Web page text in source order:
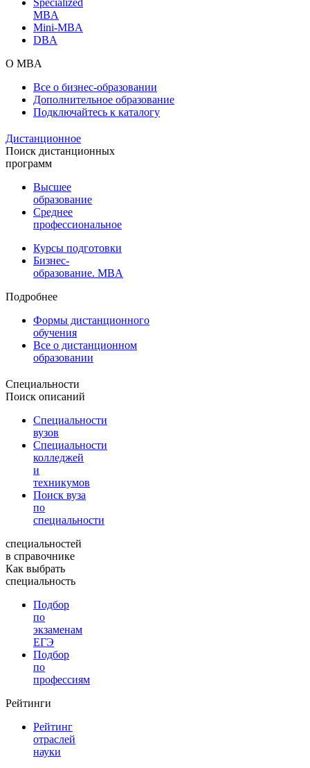
MBA
Mini-MBA
DBA
О MBA
Все о бизнес-образовании
Дополнительное образование
Подключайтесь к каталогу
Дистанционное
Поиск дистанционных
программ
Высшее
образование
Среднее
профессиональное
Курсы подготовки
Бизнес-
образование. MBA
Подробнее
Формы дистанционного
обучения
Все о дистанционном
образовании
Специальности
Поиск описаний
Специальности
вузов
Специальности
колледжей
и
техникумов
Поиск вуза
по
специальности
специальностей
в справочнике
Как выбрать
специальность
Подбор
по
экзаменам
ЕГЭ
Подбор
по
профессиям
Рейтинги
Рейтинг
отраслей
науки